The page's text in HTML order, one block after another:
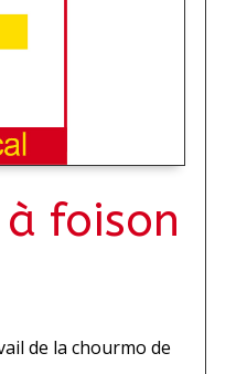
foison
de la chourmo de